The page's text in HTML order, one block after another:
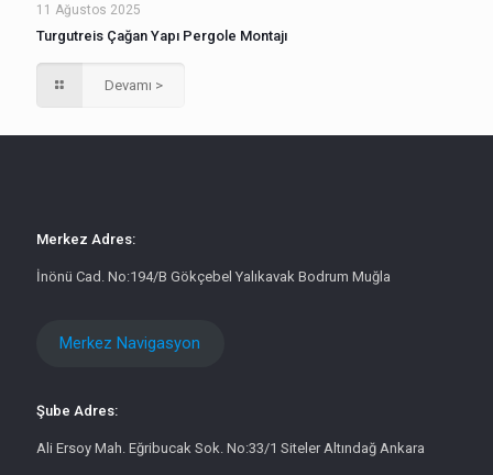
11 Ağustos 2025
Turgutreis Çağan Yapı Pergole Montajı
Devamı >
Merkez Adres:
İnönü Cad. No:194/B Gökçebel Yalıkavak Bodrum Muğla
Merkez Navigasyon
Şube Adres:
Ali Ersoy Mah. Eğribucak Sok. No:33/1 Siteler Altındağ Ankara